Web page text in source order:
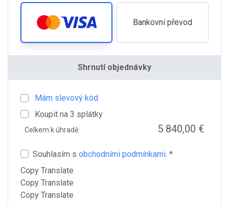
Bankovní převod
Shrnutí objednávky
Mám slevový kód
Koupit na 3 splátky
Celkem k úhradě: 5 840,00 €
Souhlasím s obchodními podmínkami . *
Copy Translate
Copy Translate
Copy Translate